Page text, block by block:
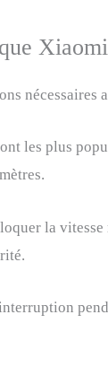
nécessaires
les plus
la vitesse